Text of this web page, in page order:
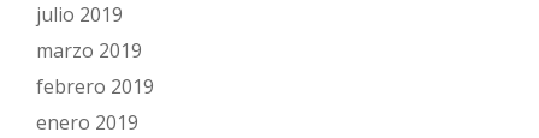
julio 2019
marzo 2019
febrero 2019
enero 2019